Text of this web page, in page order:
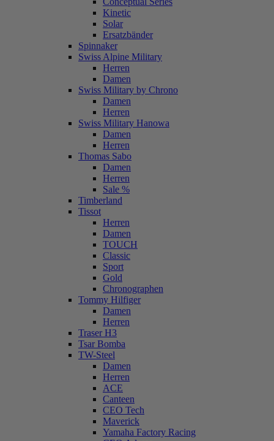
Kinetic
Solar
Ersatzbänder
Spinnaker
Swiss Alpine Military
Herren
Damen
Swiss Military by Chrono
Damen
Herren
Swiss Military Hanowa
Damen
Herren
Thomas Sabo
Damen
Herren
Sale %
Timberland
Tissot
Herren
Damen
TOUCH
Classic
Sport
Gold
Chronographen
Tommy Hilfiger
Damen
Herren
Traser H3
Tsar Bomba
TW-Steel
Damen
Herren
ACE
Canteen
CEO Tech
Maverick
Yamaha Factory Racing